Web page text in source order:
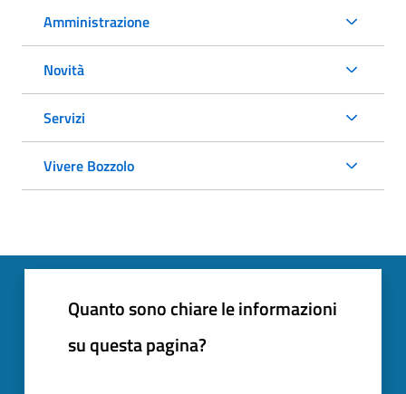
Amministrazione
Novità
Servizi
Vivere Bozzolo
Quanto sono chiare le informazioni
su questa pagina?